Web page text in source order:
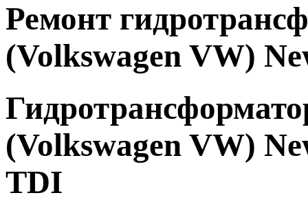
Ремонт
(Volkswagen VW)
(Volkswagen VW)
TDI